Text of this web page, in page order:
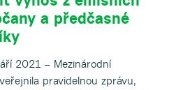
a předčasné
2021 – Mezinárodní
pravidelnou zprávu,